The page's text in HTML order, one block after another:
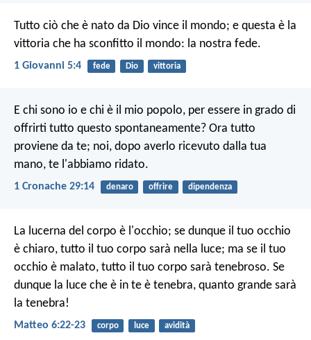
Tutto ciò che è nato da Dio vince il mondo; e questa è la
vittoria che ha sconfitto il mondo: la nostra fede.
1 Giovanni 5:4 fede Dio vittoria
E chi sono io e chi è il mio popolo, per essere in grado di
offrirti tutto questo spontaneamente? Ora tutto
proviene da te; noi, dopo averlo ricevuto dalla tua
mano, te l'abbiamo ridato.
1 Cronache 29:14 denaro offrire dipendenza
La lucerna del corpo è l'occhio; se dunque il tuo occhio
è chiaro, tutto il tuo corpo sarà nella luce; ma se il tuo
occhio è malato, tutto il tuo corpo sarà tenebroso. Se
dunque la luce che è in te è tenebra, quanto grande sarà
la tenebra!
Matteo 6:22-23 corpo luce avidità